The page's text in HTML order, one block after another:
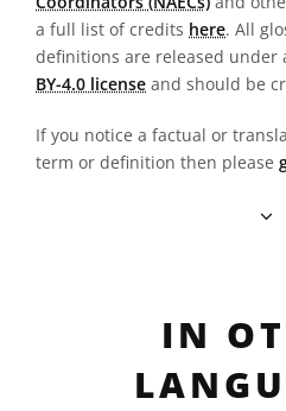
a full list of credits here. All
definitions are released under
BY-4.0 license and should be
If you notice a factual or
term or definition then please
IN